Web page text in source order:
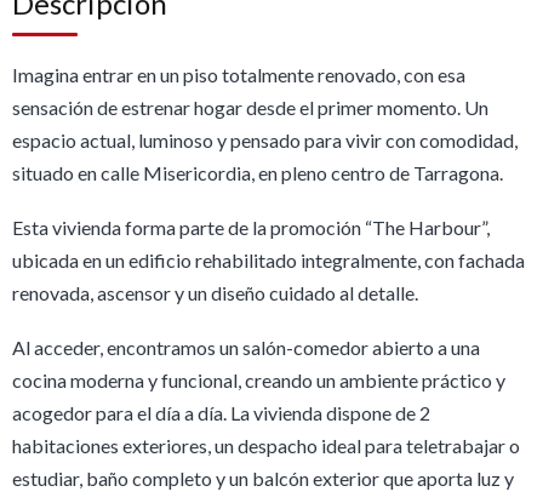
Imagina entrar en un piso totalmente renovado, con esa
sensación de estrenar hogar desde el primer momento. Un
espacio actual, luminoso y pensado para vivir con comodidad,
situado en calle Misericordia, en pleno centro de Tarragona.
Esta vivienda forma parte de la promoción “The Harbour”,
ubicada en un edificio rehabilitado integralmente, con fachada
renovada, ascensor y un diseño cuidado al detalle.
Al acceder, encontramos un salón-comedor abierto a una
cocina moderna y funcional, creando un ambiente práctico y
acogedor para el día a día. La vivienda dispone de 2
habitaciones exteriores, un despacho ideal para teletrabajar o
estudiar, baño completo y un balcón exterior que aporta luz y